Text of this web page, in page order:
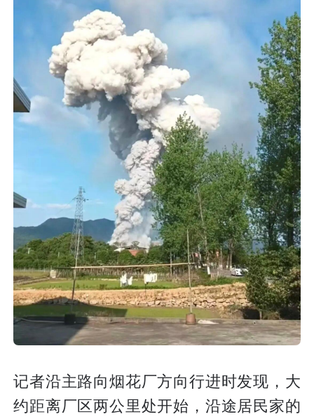
记者沿主路向烟花厂方向行进时发现，大
约距离厂区两公里处开始，沿途居民家的